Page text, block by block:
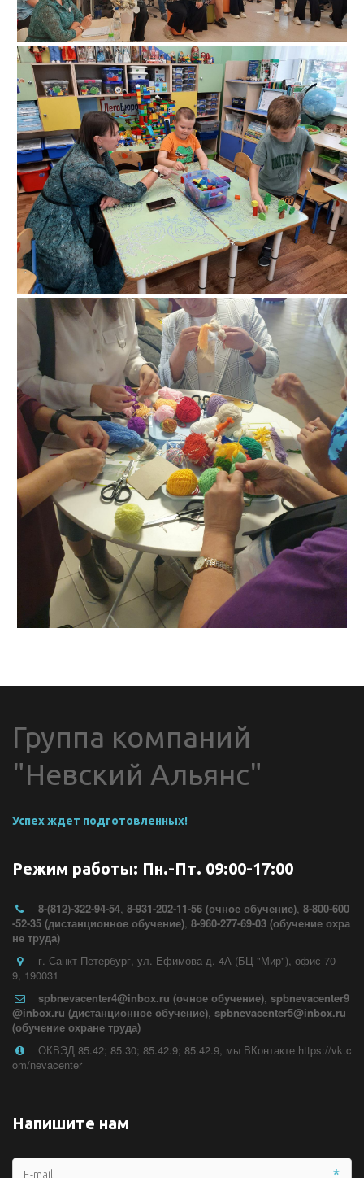
Группа компаний
"Невский Альянс"
Успех ждет подготовленных!
Режим работы: Пн.-Пт. 09:00-17:00
8-(812)-322-94-54, 8-931-202-11-56 (очное обучение), 8-800-600
-52-35 (дистанционное обучение), 8-960-277-69-03 (обучение охра
не труда)
г. Санкт-Петербург, ул. Ефимова д. 4А (БЦ "Мир"), офис 70
9, 190031
spbnevacenter4@inbox.ru (очное обучение), spbnevacenter9
@inbox.ru (дистанционное обучение), spbnevacenter5@inbox.ru
(обучение охране труда)
ОКВЭД 85.42; 85.30; 85.42.9; 85.42.9, мы ВКонтакте https://vk.c
om/nevacenter
Напишите нам
*